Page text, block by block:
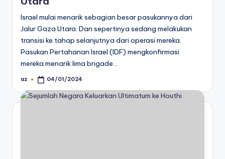
Israel mulai menarik sebagian besar pasukannya dari
Jalur Gaza Utara. Dan sepertinya sedang melakukan
transisi ke tahap selanjutnya dari operasi mereka.
Pasukan Pertahanan Israel (IDF) mengkonfirmasi
mereka menarik lima brigade…
Posted
az 04/01/2024